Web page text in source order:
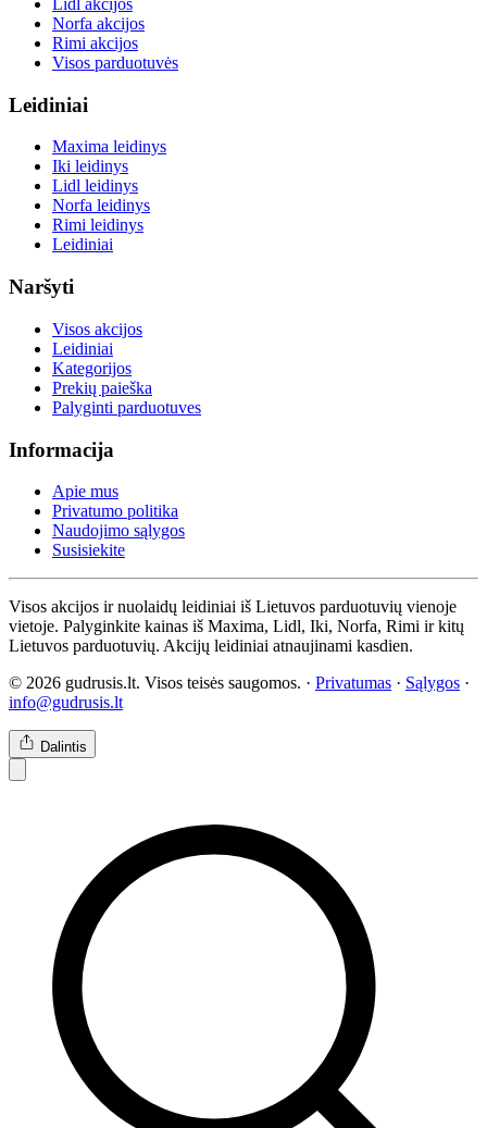
Lidl akcijos
Norfa akcijos
Rimi akcijos
Visos parduotuvės
Leidiniai
Maxima leidinys
Iki leidinys
Lidl leidinys
Norfa leidinys
Rimi leidinys
Leidiniai
Naršyti
Visos akcijos
Leidiniai
Kategorijos
Prekių paieška
Palyginti parduotuves
Informacija
Apie mus
Privatumo politika
Naudojimo sąlygos
Susisiekite
Visos akcijos ir nuolaidų leidiniai iš Lietuvos parduotuvių vienoje
vietoje. Palyginkite kainas iš Maxima, Lidl, Iki, Norfa, Rimi ir kitų
Lietuvos parduotuvių. Akcijų leidiniai atnaujinami kasdien.
© 2026 gudrusis.lt. Visos teisės saugomos. · Privatumas · Sąlygos ·
info@gudrusis.lt
Dalintis